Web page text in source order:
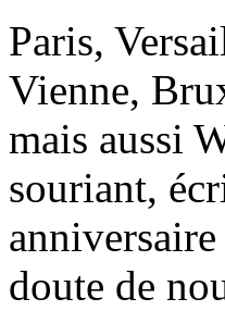
Paris,
Vienne,
mais aussi
souriant,
doute de